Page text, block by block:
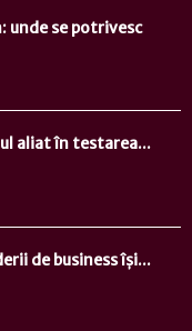
unde se potrivesc
aliat în testarea...
de business își...